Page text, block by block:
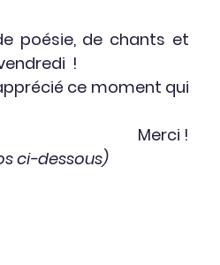
poésie, de chants et
!
ce moment qui
Merci !
ci-dessous)